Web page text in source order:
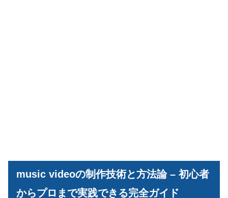
music videoの制作技術と方法論 – 初心者
からプロまで実践できる完全ガイド